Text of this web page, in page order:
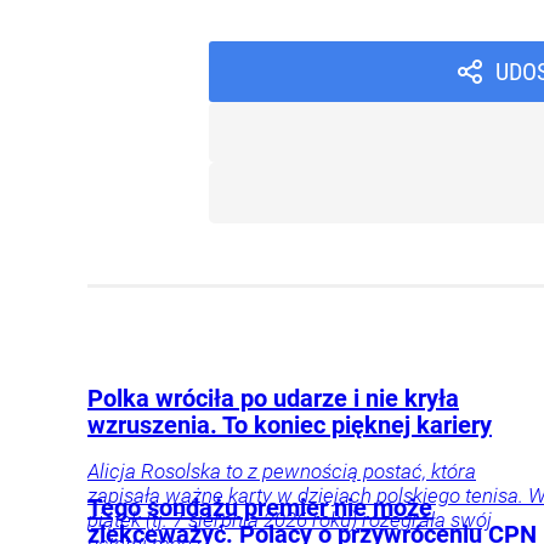
Polka wróciła po udarze i nie kryła
wzruszenia. To koniec pięknej kariery
Alicja Rosolska to z pewnością postać, która
zapisała ważne karty w dziejach polskiego tenisa.
piątek (tj. 7 sierpnia 2026 roku) rozegrała swój
Tego sondażu premier nie może
zlekceważyć. Polacy o przywróceniu CPN